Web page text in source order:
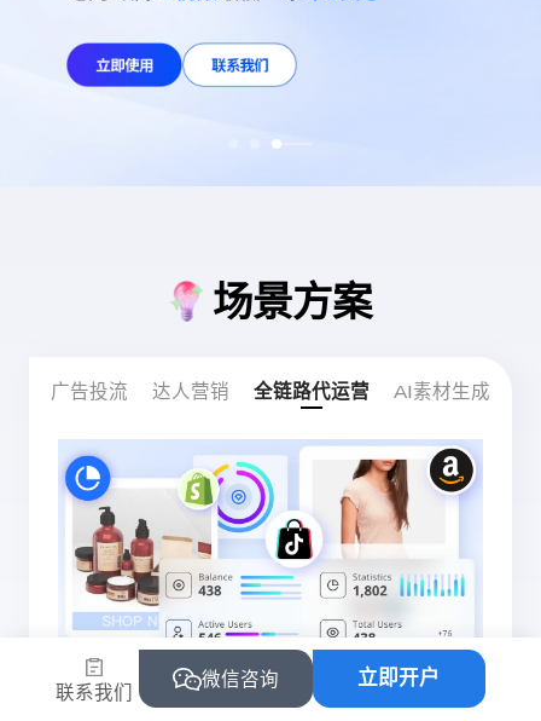
场景方案
广告投流 达人营销 全链路代运营 AI素材生成
不懂平台规则和运营？流量增长难？
联系我们
微信咨询 立即开户